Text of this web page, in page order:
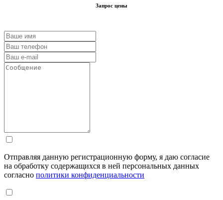
Запрос цены
Отправляя данную регистрационную форму, я даю согласие
на обработку содержащихся в ней персональных данных
согласно политики конфиденциальности